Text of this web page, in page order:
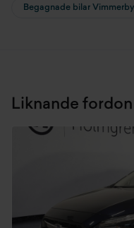
Begagnade bilar Vimmerby
Liknande